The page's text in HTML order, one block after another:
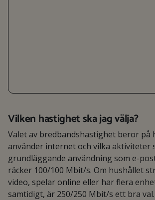
Vilken hastighet ska jag välja?
Valet av bredbandshastighet beror på
använder internet och vilka aktiviteter
grundläggande användning som e-
räcker 100/100 Mbit/s. Om hushållet
video, spelar online eller har flera
samtidigt, är 250/250 Mbit/s ett bra